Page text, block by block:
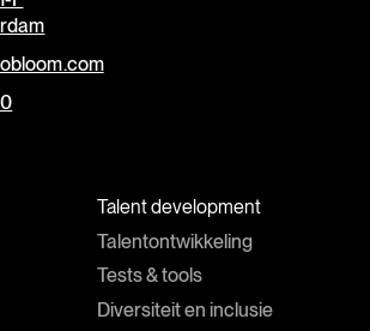
Talent development
Talentontwikkeling
Tests & tools
Diversiteit en inclusie